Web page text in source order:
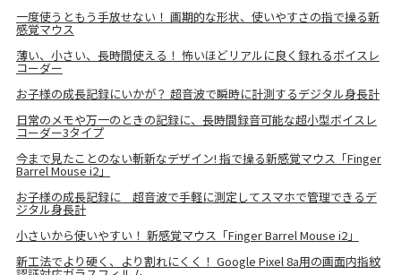
一度使うともう手放せない！ 画期的な形状、使いやすさの指で操る新
感覚マウス
薄い、小さい、長時間使える！ 怖いほどリアルに良く録れるボイスレ
コーダー
お子様の成長記録にいかが？ 超音波で瞬時に計測するデジタル身長計
日常のメモや万一のときの記録に、長時間録音可能な超小型ボイスレ
コーダー3タイプ
今まで見たことのない斬新なデザイン! 指で操る新感覚マウス「Finger
Barrel Mouse i2」
お子様の成長記録に 超音波で手軽に測定してスマホで管理できるデ
ジタル身長計
小さいから使いやすい！ 新感覚マウス「Finger Barrel Mouse i2」
新工法でより硬く、より割れにくく！ Google Pixel 8a用の画面内指紋